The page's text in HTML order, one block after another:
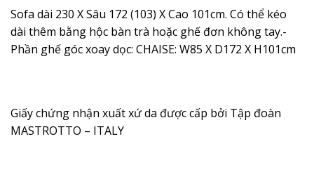
Sofa dài 230 X Sâu 172 (103) X Cao 101cm. Có thể kéo
dài thêm bằng hộc bàn trà hoặc ghế đơn không tay.-
Phần ghế góc xoay dọc: CHAISE: W85 X D172 X H101cm
Giấy chứng nhận xuất xứ da được cấp bởi Tập đoàn
MASTROTTO – ITALY